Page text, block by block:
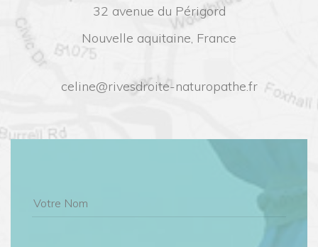
32 avenue du Périgord
Nouvelle aquitaine, France
celine@rivesdroite-naturopathe.fr